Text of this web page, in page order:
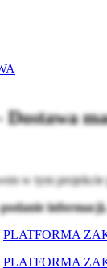
Dostawa
w tym
PLATFORMA
PLATFORMA